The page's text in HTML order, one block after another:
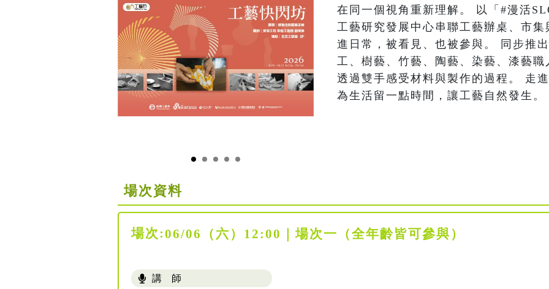
在同一個視角重新理解。 以「#漫活
工藝研究發展中心串聯工藝辦桌、市
進日常，被看見、也被參與。 同步推
工、樹藝、竹藝、陶藝、染藝、漆藝
透過雙手感受材料與製作的過程。 走
為生活留一點時間，讓工藝自然發生。
場次資料
場次:06/06（六）12:00｜場次一（全年齡皆可參與）
講 師